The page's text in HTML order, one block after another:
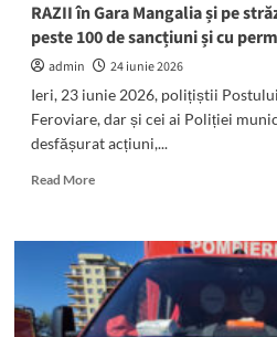
RAZII în Gara Mangalia și pe
peste 100 de sancțiuni și cu
admin
24 iunie 2026
Ieri, 23 iunie 2026, polițiștii
Feroviare, dar și cei ai Poliției
desfășurat acțiuni,...
Read MoreRead
RAZII
în
Gara
Mangalia
și